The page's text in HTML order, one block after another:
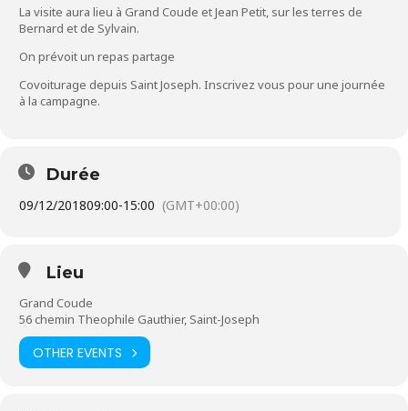
La visite aura lieu à Grand Coude et Jean Petit, sur les terres de
Bernard et de Sylvain.
On prévoit un repas partage
Covoiturage depuis Saint Joseph. Inscrivez vous pour une journée
à la campagne.
Durée
09/12/201809:00-15:00 (GMT+00:00)
Lieu
Grand Coude
56 chemin Theophile Gauthier, Saint-Joseph
OTHER EVENTS